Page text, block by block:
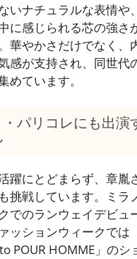
いナチュラルな表情や
に感じられる芯の強さ
華やかさだけでなく、
感が支持され、同世代
めています。
・パリコレにも出演
躍にとどまらず、章胤
挑戦しています。ミラ
でのランウェイデビュ
ッションウィークでは
POUR HOMME」のシ